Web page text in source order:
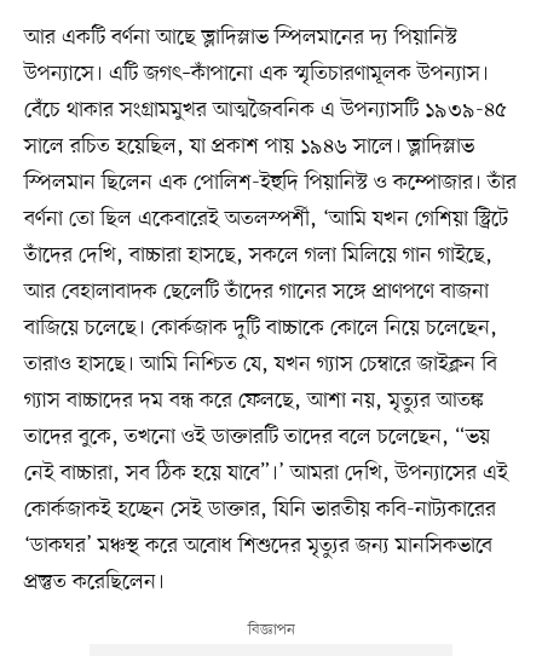
আর একটি বর্ণনা আছে ভ্লাদিস্লাভ স্পিলমানের দ্য পিয়ানিস্ট
উপন্যাসে। এটি জগৎ–কাঁপানো এক স্মৃতিচারণামূলক উপন্যাস।
বেঁচে থাকার সংগ্রামমুখর আত্মজৈবনিক এ উপন্যাসটি ১৯৩৯-৪৫
সালে রচিত হয়েছিল, যা প্রকাশ পায় ১৯৪৬ সালে। ভ্লাদিস্লাভ
স্পিলমান ছিলেন এক পোলিশ-ইহুদি পিয়ানিস্ট ও কম্পোজার। তাঁর
বর্ণনা তো ছিল একেবারেই অতলস্পর্শী, ‘আমি যখন গেশিয়া স্ট্রিটে
তাঁদের দেখি, বাচ্চারা হাসছে, সকলে গলা মিলিয়ে গান গাইছে,
আর বেহালাবাদক ছেলেটি তাঁদের গানের সঙ্গে প্রাণপণে বাজনা
বাজিয়ে চলেছে। কোর্কজাক দুটি বাচ্চাকে কোলে নিয়ে চলেছেন,
তারাও হাসছে। আমি নিশ্চিত যে, যখন গ্যাস চেম্বারে জাইক্লন বি
গ্যাস বাচ্চাদের দম বন্ধ করে ফেলছে, আশা নয়, মৃত্যুর আতঙ্ক
তাদের বুকে, তখনো ওই ডাক্তারটি তাদের বলে চলেছেন, “ভয়
নেই বাচ্চারা, সব ঠিক হয়ে যাবে”।’ আমরা দেখি, উপন্যাসের এই
কোর্কজাকই হচ্ছেন সেই ডাক্তার, যিনি ভারতীয় কবি-নাট্যকারের
‘ডাকঘর’ মঞ্চস্থ করে অবোধ শিশুদের মৃত্যুর জন্য মানসিকভাবে
প্রস্তুত করেছিলেন।